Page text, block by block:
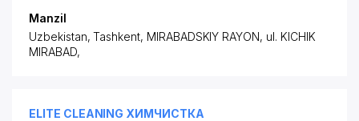
Manzil
Uzbekistan, Tashkent, MIRABADSKIY RAYON, ul. KICHIK
MIRABAD,
ELITE CLEANING ХИМЧИСТКА